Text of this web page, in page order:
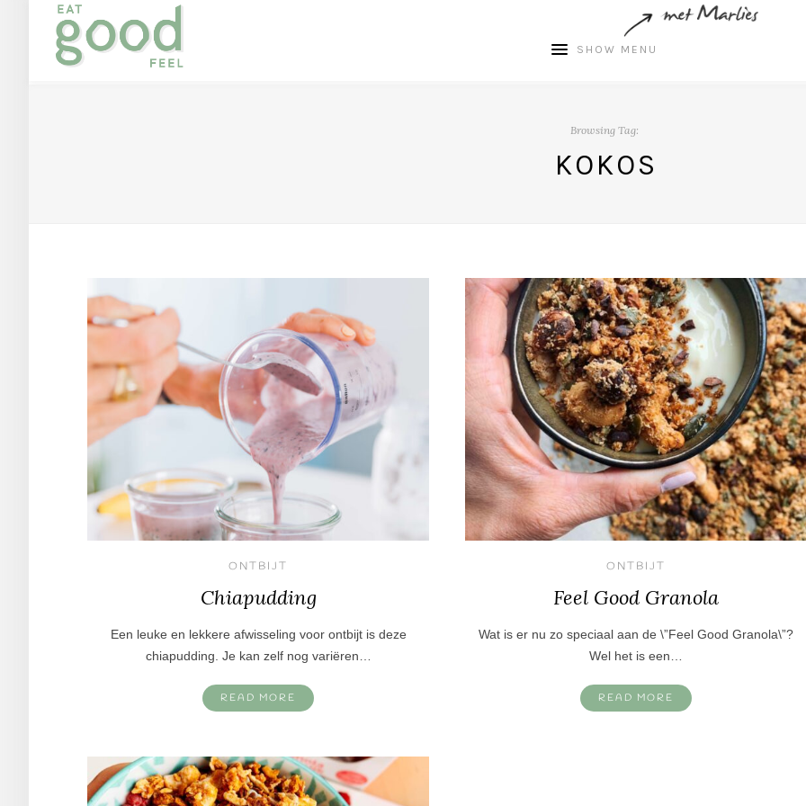
SHOW MENU
Browsing Tag:
KOKOS
ONTBIJT
Chiapudding
Een leuke en lekkere afwisseling voor ontbijt is deze
chiapudding. Je kan zelf nog variëren…
READ MORE
ONTBIJT
Feel Good Granola
Wat is er nu zo speciaal aan de \”Feel Good Granola\”?
Wel het is een…
READ MORE